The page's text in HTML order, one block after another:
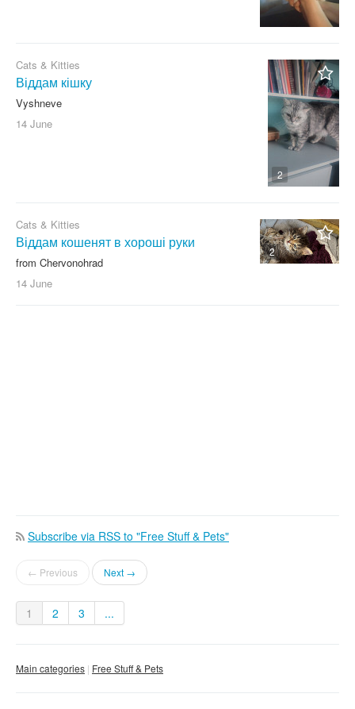
2
Cats & Kitties
Віддам кішку
Vyshneve
14 June
2
Cats & Kitties
Віддам кошенят в хороші руки
from Chervonohrad
14 June
Subscribe via RSS to "Free Stuff & Pets"
← Previous Next →
1 2 3 ...
Main categories Free Stuff & Pets